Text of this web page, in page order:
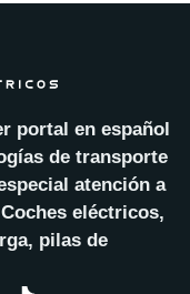
portal en español
de transporte
atención a
eléctricos,
pilas de